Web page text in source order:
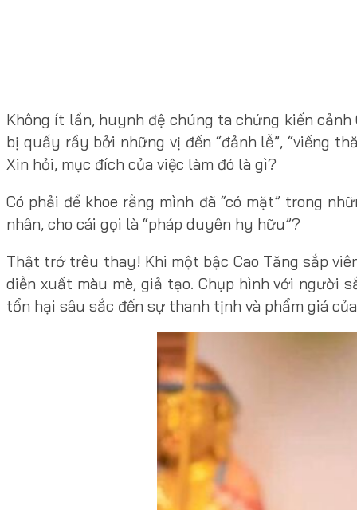
Không ít lần, huynh đệ chúng ta chứng kiến
bị quấy rầy bởi những vị đến “đảnh lễ”, “viếng
Xin hỏi, mục đích của việc làm đó là gì?
Có phải để khoe rằng mình đã “có mặt” trong
nhân, cho cái gọi là “pháp duyên hy hữu”?
Thật trớ trêu thay! Khi một bậc Cao Tăng sắp
diễn xuất màu mè, giả tạo. Chụp hình với người
tổn hại sâu sắc đến sự thanh tịnh và phẩm giá